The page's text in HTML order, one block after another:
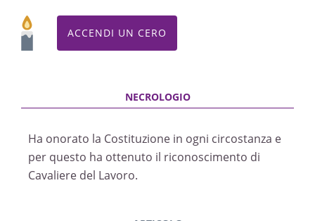
ACCENDI UN CERO
Ha onorato la Costituzione in ogni circostanza e
per questo ha ottenuto il riconoscimento di
Cavaliere del Lavoro.